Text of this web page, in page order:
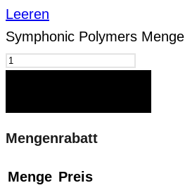
Leeren
Symphonic Polymers Menge
Mengenrabatt
Menge Preis